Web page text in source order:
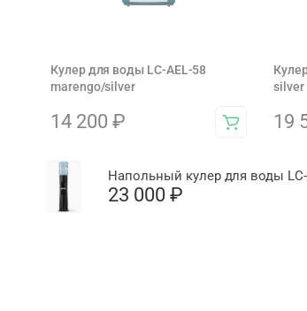
Кулер для воды LC-AEL-58
marengo/silver
14 200 ₽
silver
19
Напольный кулер для воды LC-
23 000 ₽